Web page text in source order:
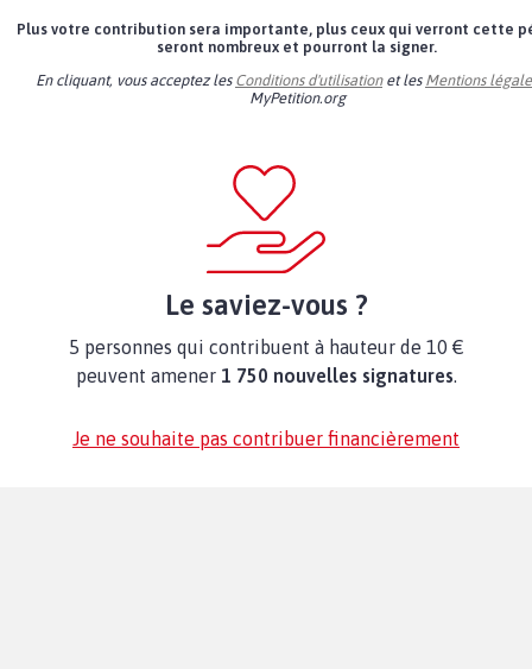
Plus votre contribution sera importante, plus ceux qui verront cette
seront nombreux et pourront la signer.
En cliquant, vous acceptez les Conditions d'utilisationet les Mentions
MyPetition.org
Le saviez-vous ?
5 personnes qui contribuent à hauteur de 10 €
peuvent amener 1 750 nouvelles signatures.
Je ne souhaite pas contribuer financièrement